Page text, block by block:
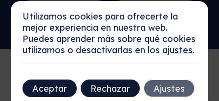
Reservar Sesión
Ahora
Más detalles
Utilizamos cookies para ofrecerte la
mejor experiencia en nuestra web.
Puedes aprender más sobre qué cookies
utilizamos o desactivarlas en los ajustes.
Aceptar Rechazar Ajustes